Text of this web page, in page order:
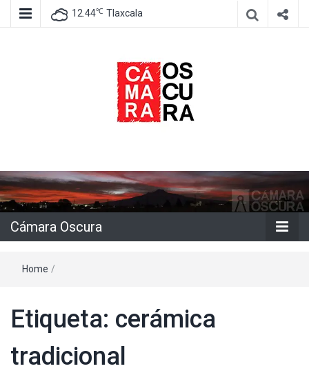
12.44℃ Tlaxcala
Cámara
Oscura
Cámara Oscura
Home /
Etiqueta: cerámica
tradicional